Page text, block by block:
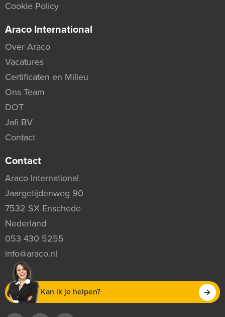
Cookie Policy
Araco International
Over Araco
Vacatures
Certificaten en Milieu
Ons Team
DOT
Jafi BV
Contact
Contact
Araco International
Jaargetijdenweg 90
7532 SX Enschede
Nederland
053 430 5255
info@araco.nl
Kan ik je helpen?